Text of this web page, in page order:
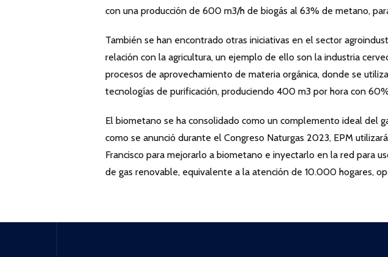
con una producción de 600 m3/h de biogás al 63% de metano,
También se han encontrado otras iniciativas en el sector
relación con la agricultura, un ejemplo de ello son la industria
procesos de aprovechamiento de materia orgánica, donde se
tecnologías de purificación, produciendo 400 m3 por hora con
El biometano se ha consolidado como un complemento ideal del
como se anunció durante el Congreso Naturgas 2023, EPM
Francisco para mejorarlo a biometano e inyectarlo en la red para
de gas renovable, equivalente a la atención de 10.000 hogares,